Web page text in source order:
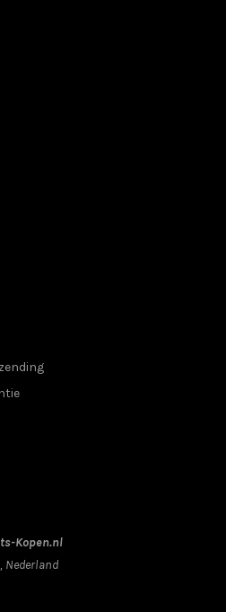
Kopen.nl
, Nederland